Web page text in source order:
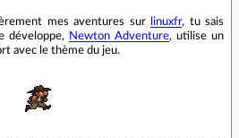
mes aventures sur linuxfr, tu sais
développe,
Newton Adventure, utilise un
avec le thème du jeu.